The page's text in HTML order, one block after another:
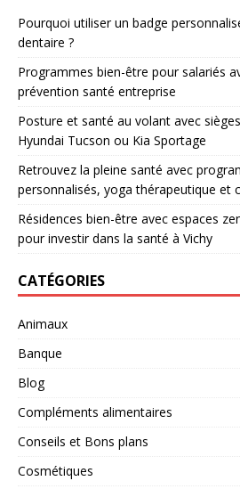
Pourquoi utiliser un badge
dentaire ?
Programmes bien-être pour salariés
prévention santé entreprise
Posture et santé au volant avec
Hyundai Tucson ou Kia Sportage
Retrouvez la pleine santé avec
personnalisés, yoga thérapeutique et
Résidences bien-être avec espaces
pour investir dans la santé à Vichy
CATÉGORIES
Animaux
Banque
Blog
Compléments alimentaires
Conseils et Bons plans
Cosmétiques